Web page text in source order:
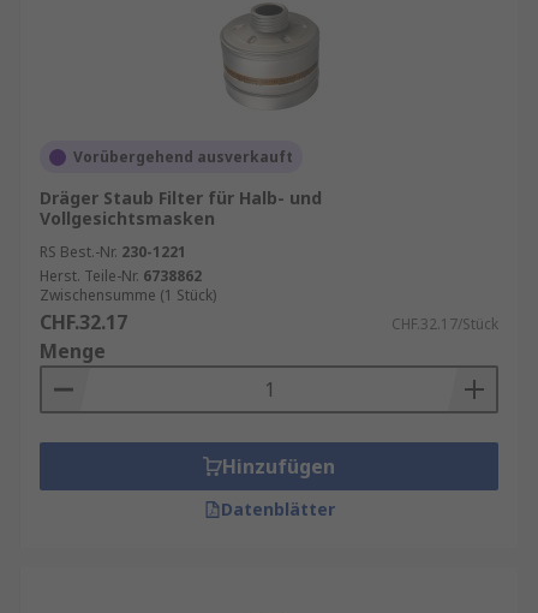
Vorübergehend ausverkauft
Dräger Staub Filter für Halb- und
Vollgesichtsmasken
RS Best.-Nr. 230-1221
Herst. Teile-Nr. 6738862
Zwischensumme (1 Stück)
CHF.32.17 CHF.32.17/Stück
Menge
Hinzufügen
Datenblätter